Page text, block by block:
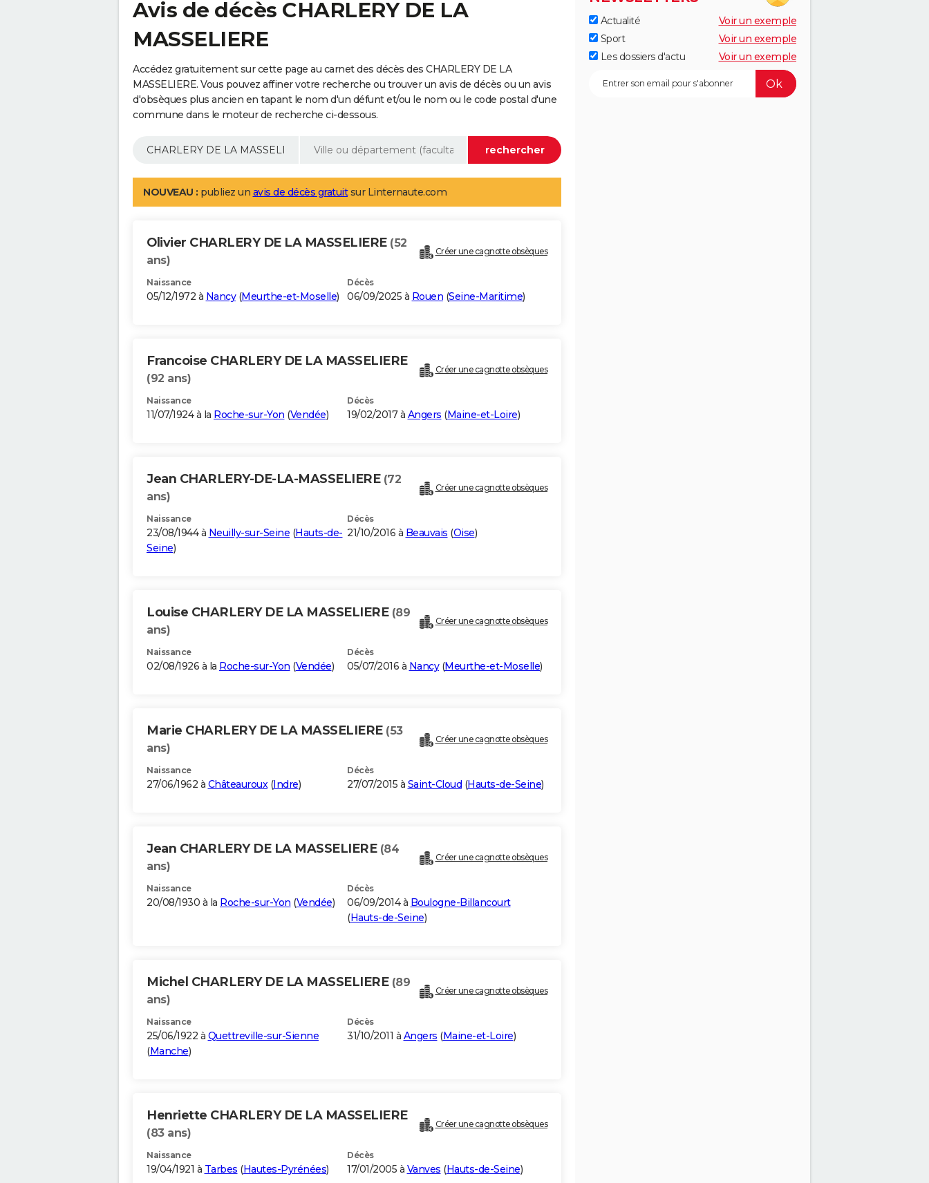
Avis de décès CHARLERY DE LA
MASSELIERE
Accédez gratuitement sur cette page au carnet des décès des CHARLERY DE LA
MASSELIERE. Vous pouvez affiner votre recherche ou trouver un avis de décès ou un avis
d'obsèques plus ancien en tapant le nom d'un défunt et/ou le nom ou le code postal d'une
commune dans le moteur de recherche ci-dessous.
NOUVEAU : publiez un avis de décès gratuitsur Linternaute.com
Olivier CHARLERY DE LA MASSELIERE (52
ans)
Créer une cagnotte obsèques
Naissance
05/12/1972 à Nancy(Meurthe-et-Moselle)
Décès
06/09/2025 à Rouen (Seine-Maritime)
Francoise CHARLERY DE LA MASSELIERE
(92 ans)
Créer une cagnotte obsèques
Naissance
11/07/1924 à la Roche-sur-Yon (Vendée)
Décès
19/02/2017 à Angers (Maine-et-Loire)
Jean CHARLERY-DE-LA-MASSELIERE (72
ans)
Créer une cagnotte obsèques
Naissance
23/08/1944 à Neuilly-sur-Seine (Hauts-de-
Seine)
Décès
21/10/2016 à Beauvais (Oise)
Louise CHARLERY DE LA MASSELIERE (89
ans)
Créer une cagnotte obsèques
Naissance
02/08/1926 à la Roche-sur-Yon (Vendée)
Décès
05/07/2016 à Nancy(Meurthe-et-Moselle)
Marie CHARLERY DE LA MASSELIERE (53
ans)
Créer une cagnotte obsèques
Naissance
27/06/1962 à Châteauroux(Indre)
Décès
27/07/2015 à Saint-Cloud (Hauts-de-Seine)
Jean CHARLERY DE LA MASSELIERE (84
ans)
Créer une cagnotte obsèques
Naissance
20/08/1930 à la Roche-sur-Yon (Vendée)
Décès
06/09/2014 à Boulogne-Billancourt
(Hauts-de-Seine)
Michel CHARLERY DE LA MASSELIERE (89
ans)
Créer une cagnotte obsèques
Naissance
25/06/1922 à Quettreville-sur-Sienne
(Manche)
Décès
31/10/2011 à Angers (Maine-et-Loire)
Henriette CHARLERY DE LA MASSELIERE
(83 ans)
Créer une cagnotte obsèques
Naissance
19/04/1921 à Tarbes (Hautes-Pyrénées)
Décès
17/01/2005 à Vanves (Hauts-de-Seine)
Actualité
Voir un exemple
Sport
Voir un exemple
Les dossiers d'actu
Voir un exemple